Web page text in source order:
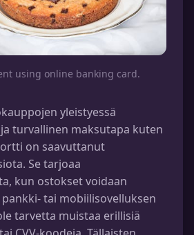
using online banking card.
yleistyessä
turvallinen maksutapa kuten
on saavuttanut
Se tarjoaa
kun ostokset voidaan
tai mobiilisovelluksen
tarvetta muistaa erillisiä